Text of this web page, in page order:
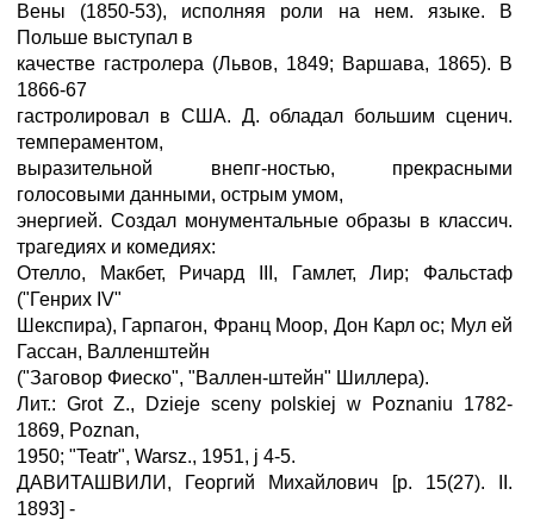
Вены (1850-53), исполняя роли на нем. языке. В
Польше выступал в
качестве гастролера (Львов, 1849; Варшава, 1865). В
1866-67
гастролировал в США. Д. обладал большим сценич.
темпераментом,
выразительной внепг-ностью, прекрасными
голосовыми данными, острым умом,
энергией. Создал монументальные образы в классич.
трагедиях и комедиях:
Отелло, Макбет, Ричард III, Гамлет, Лир; Фальстаф
("Генрих IV"
Шекспира), Гарпагон, Франц Моор, Дон Карл ос; Мул ей
Гассан, Валленштейн
("Заговор Фиеско", "Валлен-штейн" Шиллера).
Лит.: Grot Z., Dzieje sceny polskiej w Poznaniu 1782-
1869, Poznan,
1950; "Teatr", Warsz., 1951, ј 4-5.
ДАВИТАШВИЛИ, Георгий Михайлович [р. 15(27). II.
1893] -